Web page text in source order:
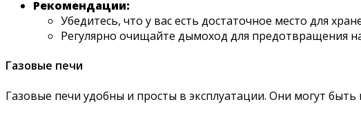
Рекомендации:
Убедитесь, что у вас есть достаточное место для
Регулярно очищайте дымоход для предотвращения
Газовые печи
Газовые печи удобны и просты в эксплуатации. Они могут